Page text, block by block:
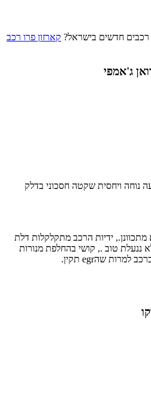
חדשים בישראל? קארזון פרו רכב
ג'אמפי
נסיעה נוחה ויחסית שקטה חסכוני בדלק
מתכוונן., ידיות הרכב מתקלקלות דלת
ננעלת טוב ., קושי בהחלפת מנורות